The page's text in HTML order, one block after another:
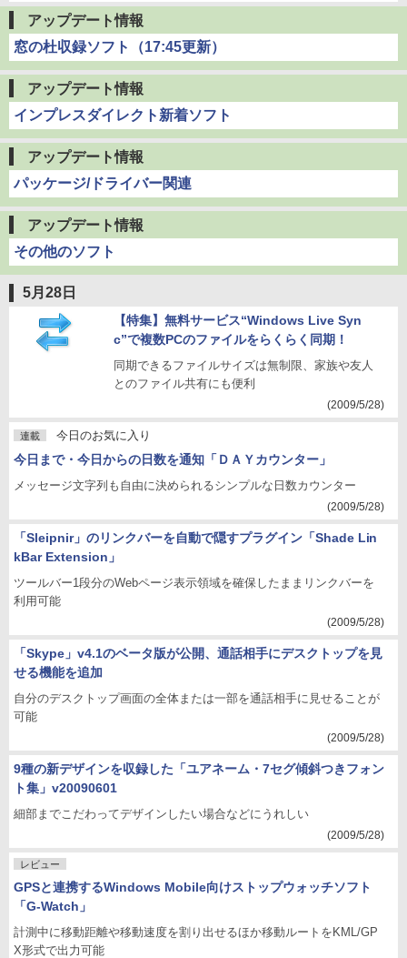
アップデート情報
窓の杜収録ソフト（17:45更新）
アップデート情報
インプレスダイレクト新着ソフト
アップデート情報
パッケージ/ドライバー関連
アップデート情報
その他のソフト
5月28日
【特集】無料サービス“Windows Live Syn
c”で複数PCのファイルをらくらく同期！
同期できるファイルサイズは無制限、家族や友人
とのファイル共有にも便利
(2009/5/28)
連載 今日のお気に入り
今日まで・今日からの日数を通知「ＤＡＹカウンター」
メッセージ文字列も自由に決められるシンプルな日数カウンター
(2009/5/28)
「Sleipnir」のリンクバーを自動で隠すプラグイン「Shade Lin
kBar Extension」
ツールバー1段分のWebページ表示領域を確保したままリンクバーを
利用可能
(2009/5/28)
「Skype」v4.1のベータ版が公開、通話相手にデスクトップを見
せる機能を追加
自分のデスクトップ画面の全体または一部を通話相手に見せることが
可能
(2009/5/28)
9種の新デザインを収録した「ユアネーム・7セグ傾斜つきフォン
ト集」v20090601
細部までこだわってデザインしたい場合などにうれしい
(2009/5/28)
レビュー
GPSと連携するWindows Mobile向けストップウォッチソフト
「G-Watch」
計測中に移動距離や移動速度を割り出せるほか移動ルートをKML/GP
X形式で出力可能